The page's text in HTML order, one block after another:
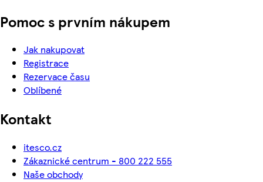
Pomoc s prvním nákupem
Jak nakupovat
Registrace
Rezervace času
Oblíbené
Kontakt
itesco.cz
Zákaznické centrum - 800 222 555
Naše obchody